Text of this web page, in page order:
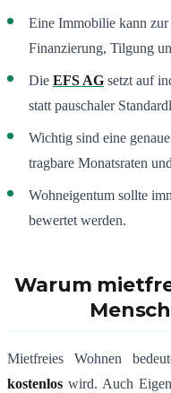
Eine Immobilie kann zur
Finanzierung, Tilgung
Die EFS AG setzt auf
statt pauschaler
Wichtig sind eine
tragbare Monatsraten
Wohneigentum sollte
bewertet werden.
Warum
Mietfreies Wohnen
kostenlos wird. Auch